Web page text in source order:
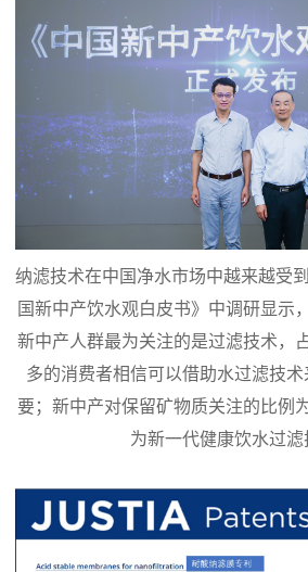
纳滤技术在中国净水市场中越来越受
国新中产饮水观白皮书》中调研显示
新中产人群最为关注的是过滤技术，
多的消费者相信可以借助水过滤技
要；新中产对保留矿物质关注的比例
为新一代健康饮水过滤